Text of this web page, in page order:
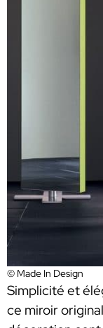
© Made In Design
Simplicité et
ce miroir